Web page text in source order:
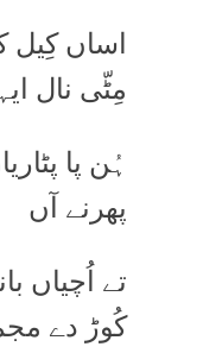
اساں کِیل
مِٹّی نال
ہُن پا
پھرنے آں
تے اُچیاں
کُوڑ دے